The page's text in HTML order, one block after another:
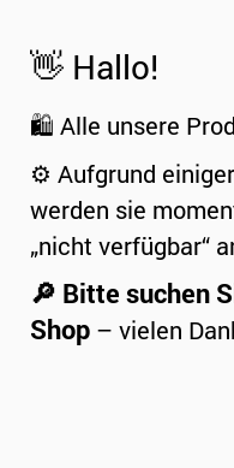
👋 Hallo!
🛍️ Alle unsere
⚙️ Aufgrund
werden sie
„nicht verfügbar“
🔎 Bitte suchen
Shop – vielen